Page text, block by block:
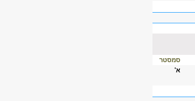
סמסטר
א'